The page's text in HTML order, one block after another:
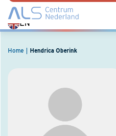
EN
Switch
language
to
Home Hendrica Oberink